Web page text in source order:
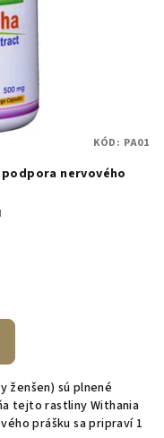
podpora nervového
ženšen) sú plnené
tejto rastliny Withania
prášku sa pripraví 1
KÓD: PA01